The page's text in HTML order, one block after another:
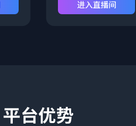
进入直播间
平台优势